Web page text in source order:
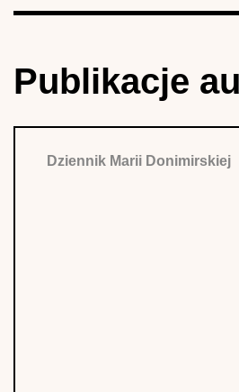
Publikacje
Dziennik Marii Donimirskiej